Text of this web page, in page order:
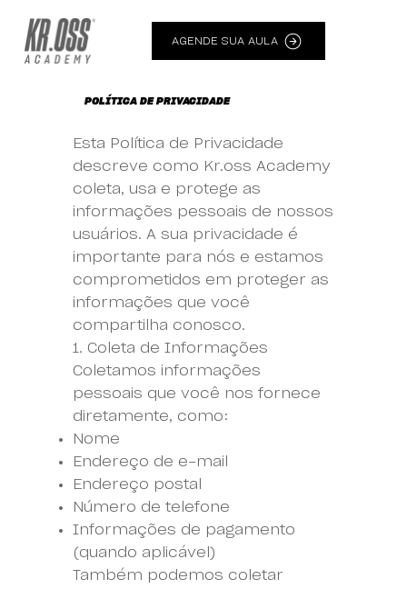
AGENDE SUA AULA
POLÍTICA DE PRIVACIDADE
Esta Política de Privacidade
descreve como Kr.oss Academy
coleta, usa e protege as
informações pessoais de nossos
usuários. A sua privacidade é
importante para nós e estamos
comprometidos em proteger as
informações que você
compartilha conosco.
1. Coleta de Informações
Coletamos informações
pessoais que você nos fornece
diretamente, como:
Nome
Endereço de e-mail
Endereço postal
Número de telefone
Informações de pagamento
(quando aplicável)
Também podemos coletar